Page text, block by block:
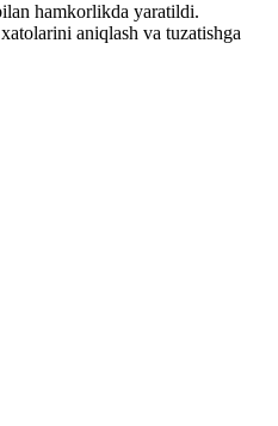
hamkorlikda yaratildi.
aniqlash va tuzatishga